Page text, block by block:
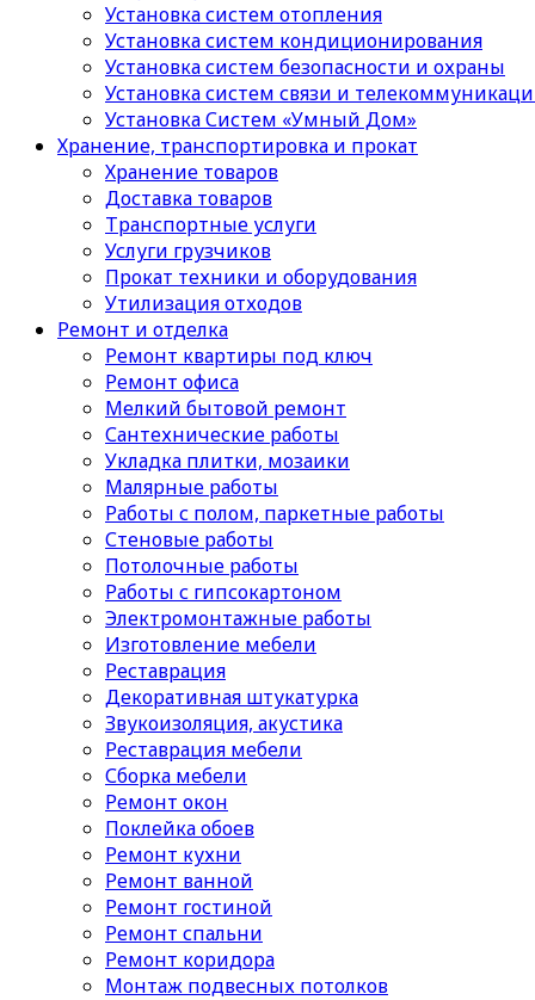
Установка систем отопления
Установка систем кондиционирования
Установка систем безопасности и охраны
Установка систем связи и
Установка Систем «Умный Дом»
Хранение, транспортировка и прокат
Хранение товаров
Доставка товаров
Транспортные услуги
Услуги грузчиков
Прокат техники и оборудования
Утилизация отходов
Ремонт и отделка
Ремонт квартиры под ключ
Ремонт офиса
Мелкий бытовой ремонт
Сантехнические работы
Укладка плитки, мозаики
Малярные работы
Работы с полом, паркетные работы
Стеновые работы
Потолочные работы
Работы с гипсокартоном
Электромонтажные работы
Изготовление мебели
Реставрация
Декоративная штукатурка
Звукоизоляция, акустика
Реставрация мебели
Сборка мебели
Ремонт окон
Поклейка обоев
Ремонт кухни
Ремонт ванной
Ремонт гостиной
Ремонт спальни
Ремонт коридора
Монтаж подвесных потолков